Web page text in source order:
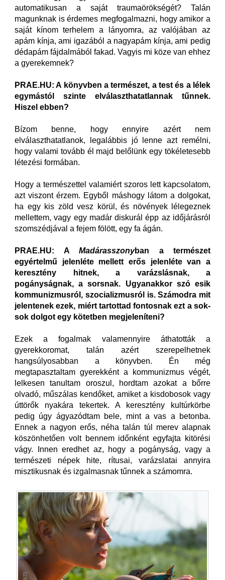
automatikusan a saját traumaörökségét? Talán
magunknak is érdemes megfogalmazni, hogy amikor a
saját kínom terhelem a lányomra, az valójában az
apám kínja, ami igazából a nagyapám kínja, ami pedig
dédapám fájdalmából fakad. Vagyis mi köze van ehhez
a gyerekemnek?
PRAE.HU: A könyvben a természet, a test és a lélek
egymástól szinte elválaszthatatlannak tűnnek.
Hiszel ebben?
Bízom benne, hogy ennyire azért nem
elválaszthatatlanok, legalábbis jó lenne azt remélni,
hogy valami tovább él majd belőlünk egy tökéletesebb
létezési formában.
Hogy a természettel valamiért szoros lett kapcsolatom,
azt viszont érzem. Egyből máshogy látom a dolgokat,
ha egy kis zöld vesz körül, és növények lélegeznek
mellettem, vagy egy madár diskurál épp az időjárásról
szomszédjával a fejem fölött, egy fa ágán.
PRAE.HU: A Madárasszonyban a természet
egyértelmű jelenléte mellett erős jelenléte van a
keresztény hitnek, a varázslásnak, a
pogányságnak, a sorsnak. Ugyanakkor szó esik
kommunizmusról, szocializmusról is. Számodra mit
jelentenek ezek, miért tartottad fontosnak ezt a sok-
sok dolgot egy kötetben megjeleníteni?
Ezek a fogalmak valamennyire áthatották a
gyerekkoromat, talán azért szerepelhetnek
hangsúlyosabban a könyvben. Én még
megtapasztaltam gyerekként a kommunizmus végét,
lelkesen tanultam oroszul, hordtam azokat a bőrre
olvadó, műszálas kendőket, amiket a kisdobosok vagy
úttörők nyakára tekertek. A keresztény kultúrkörbe
pedig úgy ágyazódtam bele, mint a vas a betonba.
Ennek a nagyon erős, néha talán túl merev alapnak
köszönhetően volt bennem időnként egyfajta kitörési
vágy. Innen eredhet az, hogy a pogányság, vagy a
természeti népek hite, rítusai, varázslatai annyira
misztikusnak és izgalmasnak tűnnek a számomra.